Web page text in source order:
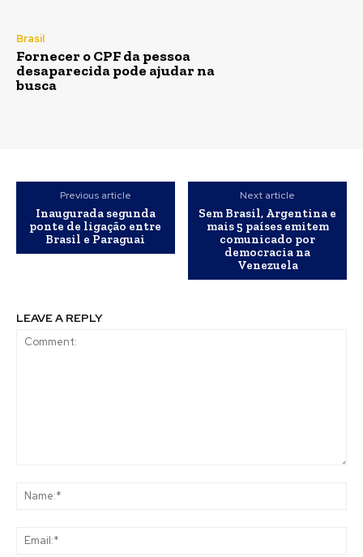
Brasil
Fornecer o CPF da pessoa
desaparecida pode ajudar na
busca
Previous article
Inaugurada segunda
ponte de ligação entre
Brasil e Paraguai
Next article
Sem Brasil, Argentina e
mais 5 países emitem
comunicado por
democracia na
Venezuela
LEAVE A REPLY